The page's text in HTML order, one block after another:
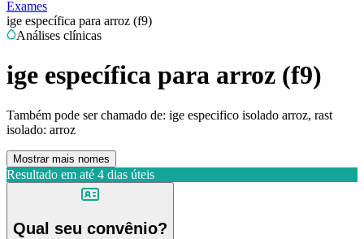
Exames
ige específica para arroz (f9)
Análises clínicas
ige específica para arroz (f9)
Também pode ser chamado de: ige especifico isolado arroz, rast
isolado: arroz
Mostrar mais nomes
Resultado em até 4 dias úteis
Qual seu convênio?